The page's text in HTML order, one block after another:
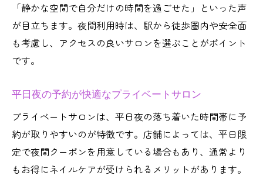
「静かな空間で自分だけの時間を過ごせた」といった声
が目立ちます。夜間利用時は、駅から徒歩圏内や安全面
も考慮し、アクセスの良いサロンを選ぶことがポイント
です。
平日夜の予約が快適なプライベートサロン
プライベートサロンは、平日夜の落ち着いた時間帯に予
約が取りやすいのが特徴です。店舗によっては、平日限
定で夜間クーポンを用意している場合もあり、通常より
もお得にネイルケアが受けられるメリットがあります。